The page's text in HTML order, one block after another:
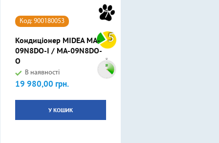
7
5
Код: 900180053
Кондиціонер MIDEA MA-
09N8DO-I / MA-09N8DO-
O
В наявності
Ціна
19 980,00 грн.
У КОШИК